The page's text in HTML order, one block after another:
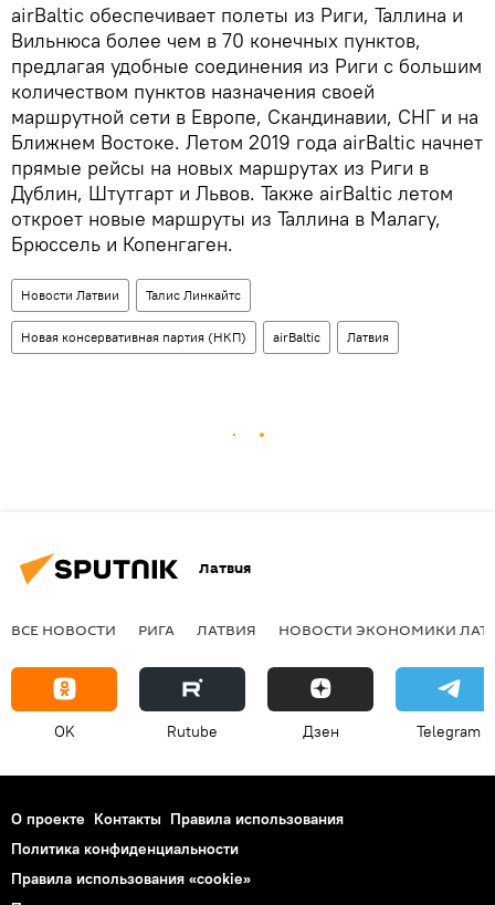
airBaltic обеспечивает полеты из Риги, Таллина и
Вильнюса более чем в 70 конечных пунктов,
предлагая удобные соединения из Риги с большим
количеством пунктов назначения своей
маршрутной сети в Европе, Скандинавии, СНГ и на
Ближнем Востоке. Летом 2019 года airBaltic начнет
прямые рейсы на новых маршрутах из Риги в
Дублин, Штутгарт и Львов. Также airBaltic летом
откроет новые маршруты из Таллина в Малагу,
Брюссель и Копенгаген.
Новости Латвии Талис Линкайтс
Новая консервативная партия (НКП) airBaltic Латвия
Латвия
ВСЕ НОВОСТИ РИГА ЛАТВИЯ НОВОСТИ ЭКОНОМИКИ
OK Rutube Дзен Telegram
О проекте Контакты Правила использования
Политика конфиденциальности
Правила использования «cookie»